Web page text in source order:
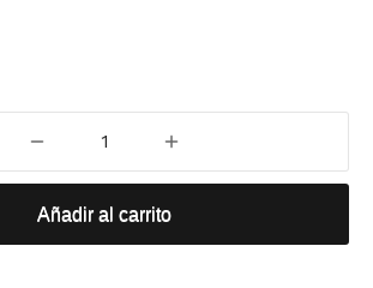
Añadir al carrito